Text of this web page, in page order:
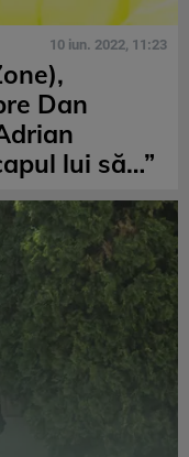
10 iun. 2022, 11:23
Dan
lui să…”